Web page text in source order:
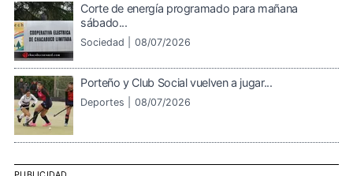
Corte de energía programado para mañana
sábado...
Sociedad | 08/07/2026
Porteño y Club Social vuelven a jugar...
Deportes | 08/07/2026